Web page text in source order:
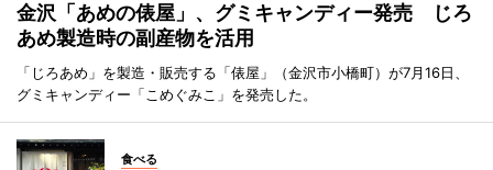
金沢「あめの俵屋」、グミキャンディー発売 じろ
あめ製造時の副産物を活用
「じろあめ」を製造・販売する「俵屋」（金沢市小橋町）が7月16日、
グミキャンディー「こめぐみこ」を発売した。
食べる